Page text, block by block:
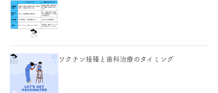
ワクチン接種と歯科治療のタイミング